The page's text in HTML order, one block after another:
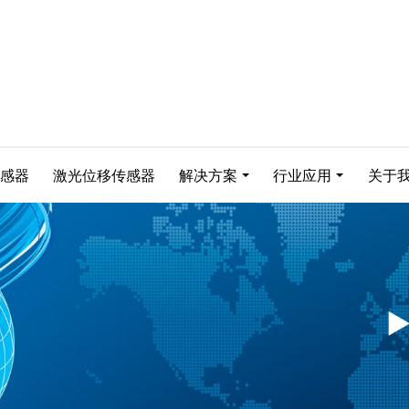
器 激光位移传感器 解决方案 行业应用 关于